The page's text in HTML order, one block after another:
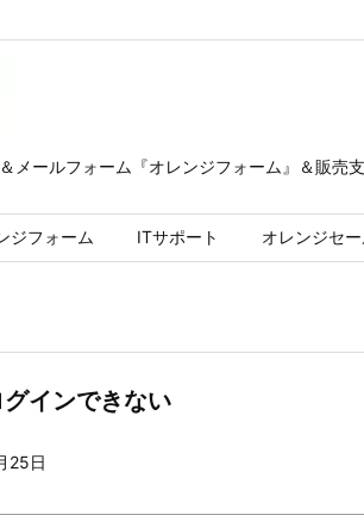
メールフォーム『オレンジフォーム』＆販
ジフォーム ITサポート オレンジセー
インできない
25日